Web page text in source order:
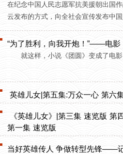
在纪念中国人民志愿军抗美援朝出国
云发布的方式，向全社会宣传发布中
“为了胜利，向我开炮！”——电影
就这样，小说《团圆》变成了电影
英雄儿女|第五集:万众一心 第六
《英雄儿女》|第三集 速览版 第
第一集 速览版
当好英雄传人 争做转型先锋——